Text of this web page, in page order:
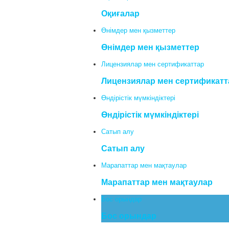
Оқиғалар
Өнімдер мен қызметтер
Өнімдер мен қызметтер
Лицензиялар мен сертификаттар
Лицензиялар мен
Өндірістік мүмкіндіктері
Өндірістік мүмкіндіктері
Сатып алу
Сатып алу
Марапаттар мен мақтаулар
Марапаттар мен мақтаулар
Бос орындар
Бос орындар